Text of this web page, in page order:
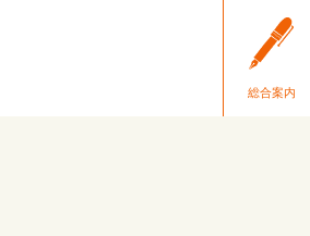
総合案内